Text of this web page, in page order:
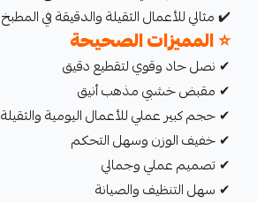
✔️ مثالي للأعمال الثقيلة والدقيقة في المطبخ
⭐المميزات الصحيحة
✔ نصل حاد وقوي لتقطيع دقيق
✔ مقبض خشبي مذهب أنيق
✔ حجم كبير عملي للأعمال اليومية والثقيلة
✔ خفيف الوزن وسهل التحكم
✔ تصميم عملي وجمالي
✔ سهل التنظيف والصيانة